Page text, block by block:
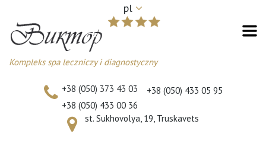
pl
Kompleks spa leczniczy i diagnostyczny
+38 (050) 373 43 03
+38 (050) 433 00 36
+38 (050) 433 05 95
st. Sukhovolya, 19, Truskavets